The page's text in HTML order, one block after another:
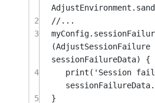
AdjustEnvironment
2
//...
3
(AdjustSessionFailure
sessionFailureData) {
4
print ( 'Session
5
}